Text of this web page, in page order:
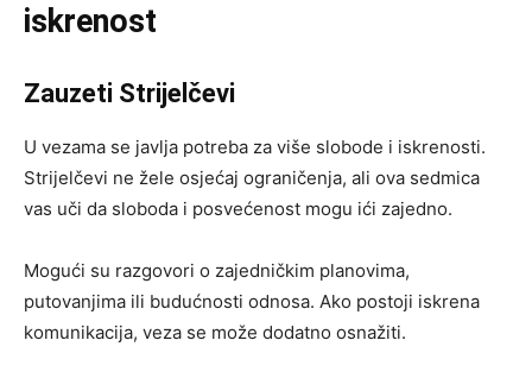
iskrenost
Zauzeti Strijelčevi
U vezama se javlja potreba za više slobode i iskrenosti.
Strijelčevi ne žele osjećaj ograničenja, ali ova sedmica
vas uči da sloboda i posvećenost mogu ići zajedno.
Mogući su razgovori o zajedničkim planovima,
putovanjima ili budućnosti odnosa. Ako postoji iskrena
komunikacija, veza se može dodatno osnažiti.